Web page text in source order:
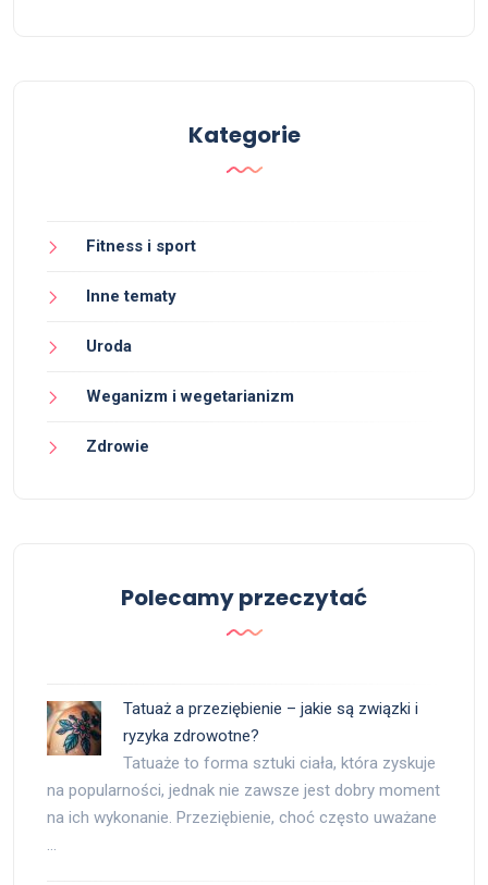
Kategorie
Fitness i sport
Inne tematy
Uroda
Weganizm i wegetarianizm
Zdrowie
Polecamy przeczytać
Tatuaż a przeziębienie – jakie są związki i
ryzyka zdrowotne?
Tatuaże to forma sztuki ciała, która zyskuje
na popularności, jednak nie zawsze jest dobry moment
na ich wykonanie. Przeziębienie, choć często uważane
…